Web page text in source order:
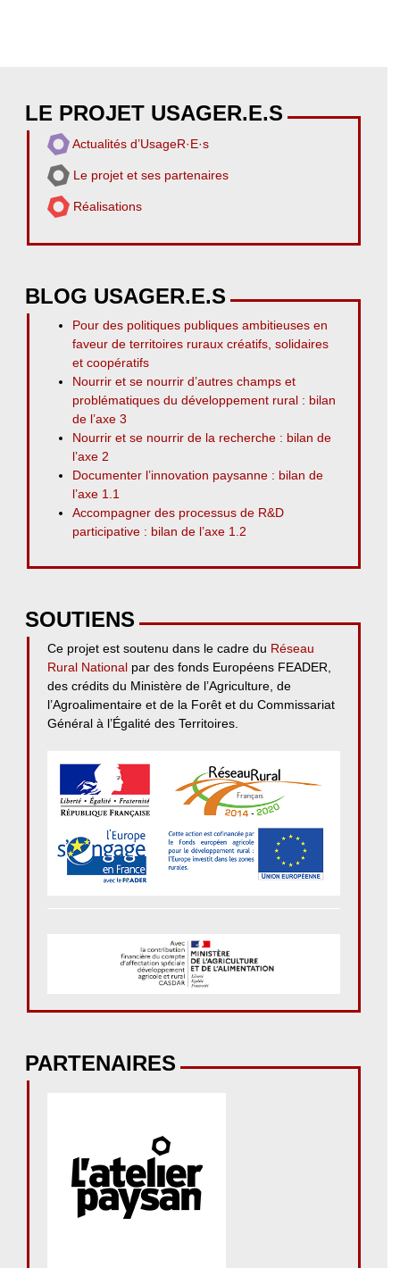
LE PROJET USAGER.E.S
Actualités d’UsageR·E·s
Le projet et ses partenaires
Réalisations
BLOG USAGER.E.S
Pour des politiques publiques ambitieuses en
faveur de territoires ruraux créatifs, solidaires
et coopératifs
Nourrir et se nourrir d’autres champs et
problématiques du développement rural : bilan
de l’axe 3
Nourrir et se nourrir de la recherche : bilan de
l’axe 2
Documenter l’innovation paysanne : bilan de
l’axe 1.1
Accompagner des processus de R&D
participative : bilan de l’axe 1.2
SOUTIENS
Ce projet est soutenu dans le cadre du Réseau
Rural National par des fonds Européens FEADER,
des crédits du Ministère de l’Agriculture, de
l’Agroalimentaire et de la Forêt et du Commissariat
Général à l’Égalité des Territoires.
PARTENAIRES